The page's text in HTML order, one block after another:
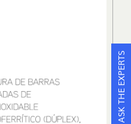
ASK THE EXPERTS